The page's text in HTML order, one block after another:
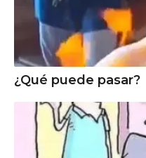
¿Qué puede pasar?